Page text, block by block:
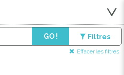
GO ! Filtres
Effacer les filtres